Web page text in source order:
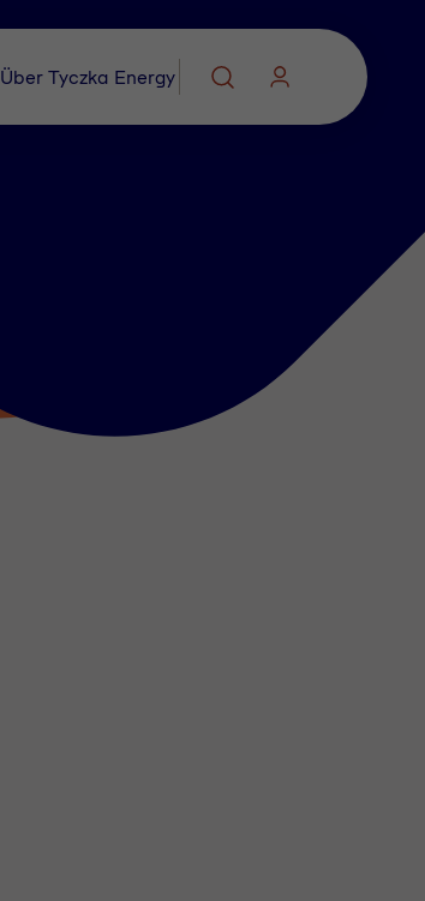
Über Tyczka Energy